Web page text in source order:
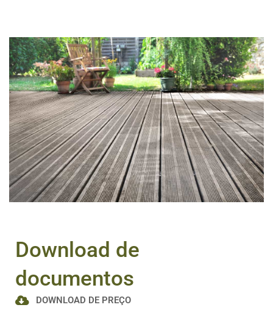
Download de
documentos
DOWNLOAD DE PREÇO